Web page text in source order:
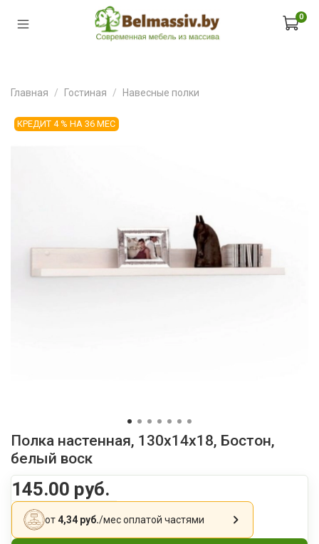
0
Главная Гостиная Навесные полки
КРЕДИТ 4 % НА 36 МЕС
Полка настенная, 130x14x18, Бостон,
белый воск
145.00 руб.
от4,34 руб./месоплатой частями